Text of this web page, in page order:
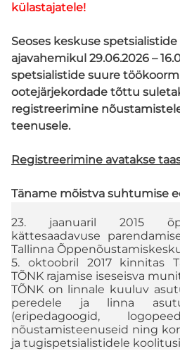
külastajatele!
Seoses keskuse
ajavahemikul 29.06.2026 –
spetsialistide suure
ootejärjekordade tõttu
registreerimine
teenusele.
Registreerimine avatakse taas
Täname mõistva suhtumise
23. jaanuaril 2015
kättesaadavuse
Tallinna
5. oktoobril 2017 kinnitas
TÕNK rajamise iseseisva
TÕNK on linnale kuuluv
peredele ja linna
(eripedagoogid,
nõustamisteenuseid ning
ja tugispetsialistidele